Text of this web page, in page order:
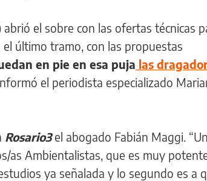
el sobre con las ofertas técnicas
último tramo, con las propuestas
en pie en esa puja las
el periodista especializado
Rosario3el abogado Fabián Maggi.
as Ambientalistas, que es muy
ya señalada y lo segundo es a